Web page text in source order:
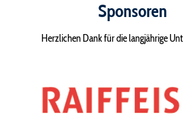
Ingold Rönners Team
OK EmmenLauf
Sponsoren
Herzlichen Dank für die langjährige